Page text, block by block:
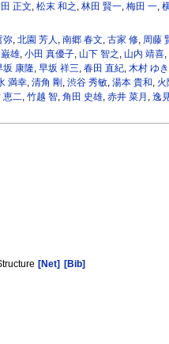
正文,松末 和之 ,林田 賢一,梅田 一,
弥,北園 芳人 ,南郷 春文,古家 修, 周藤
雄, 小田 真優子, 山下 智之 , 山内 靖喜,
坂 康隆, 早坂 祥三, 春田 直紀, 木村 ゆき
満幸, 清角 剛 , 渋谷 秀敏, 湯本 貴和, 火
恵二, 竹越 智, 角田 史雄, 赤井 菜月 , 逸
[Net]
[Bib]